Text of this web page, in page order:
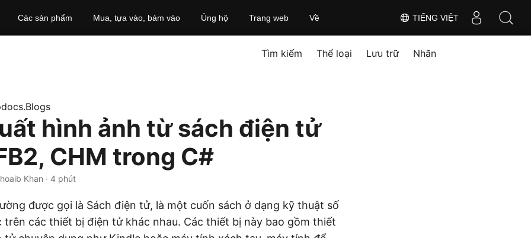
TIẾNG VIỆT
Các sản phẩm Mua, tựa vào, bám vào Ủng hộ Trang web Về
Tìm kiếm Thể loại Lưu trữ Nhãn
hình ảnh từ sách điện tử
CHM trong C#
Khan · 4 phút
được gọi là Sách điện tử, là một cuốn sách ở dạng kỹ thuật số
trên các thiết bị điện tử khác nhau. Các thiết bị này bao gồm thiết